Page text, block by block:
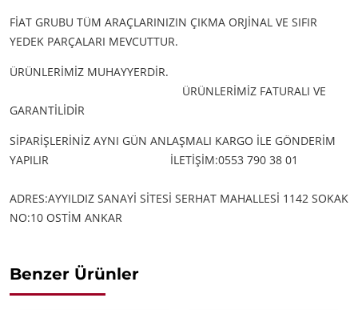
FİAT GRUBU TÜM ARAÇLARINIZIN ÇIKMA ORJİNAL VE SIFIR
YEDEK PARÇALARI MEVCUTTUR.
ÜRÜNLERİMİZ MUHAYYERDİR.
ÜRÜNLERİMİZ FATURALI VE
GARANTİLİDİR
SİPARİŞLERİNİZ AYNI GÜN ANLAŞMALI KARGO İLE GÖNDERİM
YAPILIR
İLETİŞİM:0553 790 38 01
ADRES:AYYILDIZ SANAYİ SİTESİ SERHAT MAHALLESİ 1142 SOKAK
NO:10 OSTİM ANKAR
Benzer Ürünler